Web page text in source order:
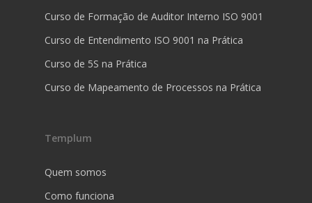
Curso de Formação de Auditor Interno ISO 9001
Curso de Entendimento ISO 9001 na Prática
Curso de 5S na Prática
Curso de Mapeamento de Processos na Prática
Templum
Quem somos
Como funciona